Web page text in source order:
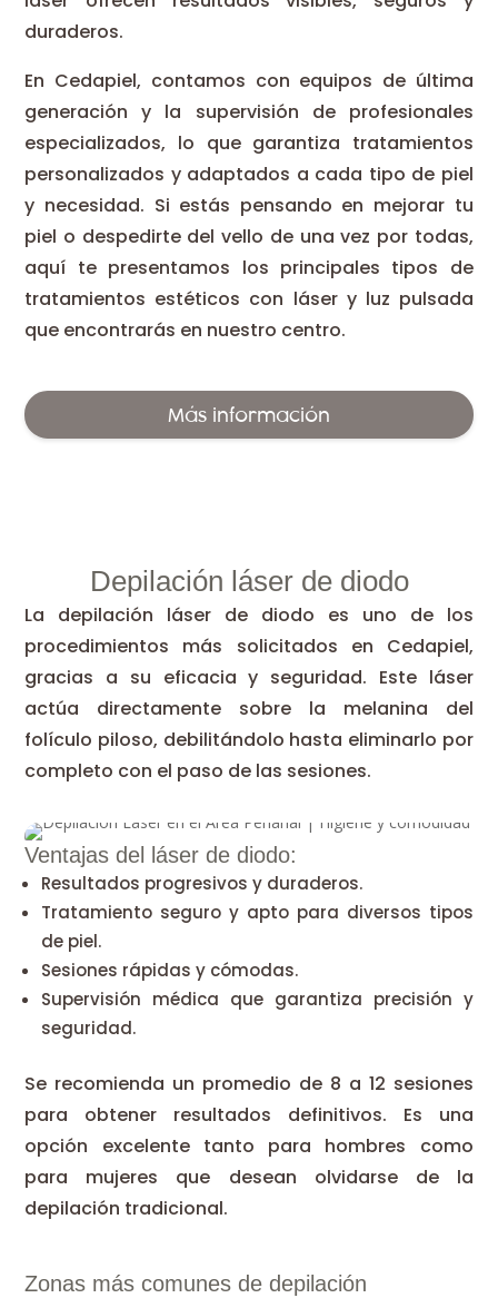
duraderos.
En Cedapiel, contamos con equipos de última
generación y la supervisión de profesionales
especializados, lo que garantiza tratamientos
personalizados y adaptados a cada tipo de piel
y necesidad. Si estás pensando en mejorar tu
piel o despedirte del vello de una vez por todas,
aquí te presentamos los principales tipos de
tratamientos estéticos con láser y luz pulsada
que encontrarás en nuestro centro.
Más información
Depilación láser de diodo
La depilación láser de diodo es uno de los
procedimientos más solicitados en Cedapiel,
gracias a su eficacia y seguridad. Este láser
actúa directamente sobre la melanina del
folículo piloso, debilitándolo hasta eliminarlo por
completo con el paso de las sesiones.
Ventajas del láser de diodo:
Resultados progresivos y duraderos.
Tratamiento seguro y apto para diversos tipos
de piel.
Sesiones rápidas y cómodas.
Supervisión médica que garantiza precisión y
seguridad.
Se recomienda un promedio de 8 a 12 sesiones
para obtener resultados definitivos. Es una
opción excelente tanto para hombres como
para mujeres que desean olvidarse de la
depilación tradicional.
Zonas más comunes de depilación